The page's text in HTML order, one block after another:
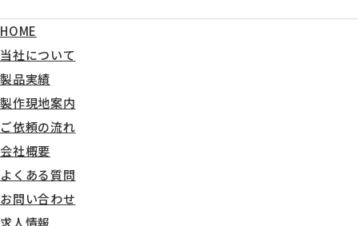
HOME
当社について
製品実績
製作現地案内
ご依頼の流れ
会社概要
よくある質問
お問い合わせ
求人情報